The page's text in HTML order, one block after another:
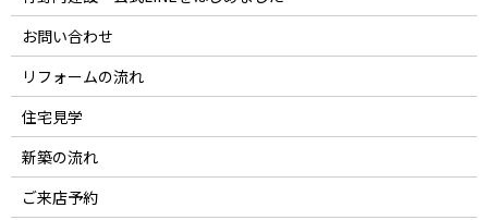
お問い合わせ
リフォームの流れ
住宅見学
新築の流れ
ご来店予約